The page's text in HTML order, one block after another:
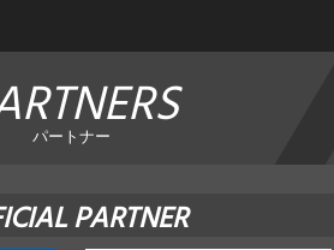
パートナー
PARTNER